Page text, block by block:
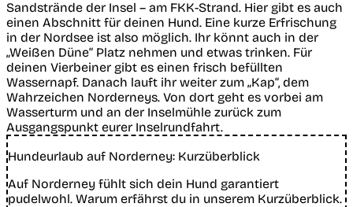
Sandstrände der Insel – am FKK-Strand. Hier gibt es auch
einen Abschnitt für deinen Hund. Eine kurze Erfrischung
in der Nordsee ist also möglich. Ihr könnt auch in der
„Weißen Düne“ Platz nehmen und etwas trinken. Für
deinen Vierbeiner gibt es einen frisch befüllten
Wassernapf. Danach lauft ihr weiter zum „Kap“, dem
Wahrzeichen Norderneys. Von dort geht es vorbei am
Wasserturm und an der Inselmühle zurück zum
Ausgangspunkt eurer Inselrundfahrt.
Hundeurlaub auf Norderney: Kurzüberblick
Auf Norderney fühlt sich dein Hund garantiert
pudelwohl. Warum erfährst du in unserem Kurzüberblick.